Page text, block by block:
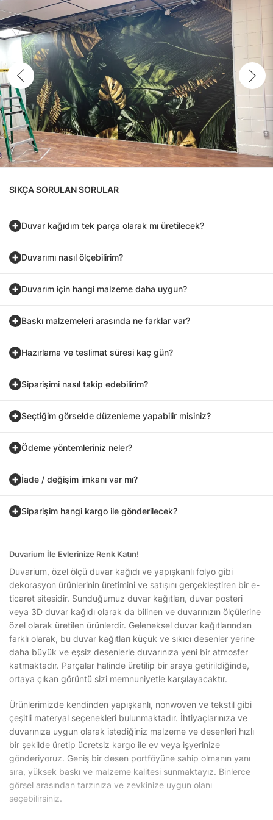
SIKÇA SORULAN SORULAR
Duvar kağıdım tek parça olarak mı üretilecek?
Duvarımı nasıl ölçebilirim?
Duvarım için hangi malzeme daha uygun?
Baskı malzemeleri arasında ne farklar var?
Hazırlama ve teslimat süresi kaç gün?
Siparişimi nasıl takip edebilirim?
Seçtiğim görselde düzenleme yapabilir misiniz?
Ödeme yöntemleriniz neler?
İade / değişim imkanı var mı?
Siparişim hangi kargo ile gönderilecek?
Duvarium İle Evlerinize Renk Katın!
Duvarium, özel ölçü duvar kağıdı ve yapışkanlı folyo gibi
dekorasyon ürünlerinin üretimini ve satışını gerçekleştiren bir e-
ticaret sitesidir. Sunduğumuz duvar kağıtları, duvar posteri
veya 3D duvar kağıdı olarak da bilinen ve duvarınızın ölçülerine
özel olarak üretilen ürünlerdir. Geleneksel duvar kağıtlarından
farklı olarak, bu duvar kağıtları küçük ve sıkıcı desenler yerine
daha büyük ve eşsiz desenlerle duvarınıza yeni bir atmosfer
katmaktadır. Parçalar halinde üretilip bir araya getirildiğinde,
ortaya çıkan görüntü sizi memnuniyetle karşılayacaktır.
Ürünlerimizde kendinden yapışkanlı, nonwoven ve tekstil gibi
çeşitli materyal seçenekleri bulunmaktadır. İhtiyaçlarınıza ve
duvarınıza uygun olarak istediğiniz malzeme ve desenleri hızlı
bir şekilde üretip ücretsiz kargo ile ev veya işyerinize
gönderiyoruz. Geniş bir desen portföyüne sahip olmanın yanı
sıra, yüksek baskı ve malzeme kalitesi sunmaktayız. Binlerce
görsel arasından tarzınıza ve zevkinize uygun olanı
seçebilirsiniz.